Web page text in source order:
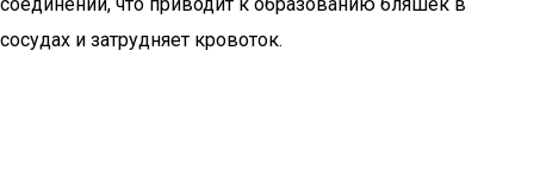
сосудах и затрудняет кровоток.